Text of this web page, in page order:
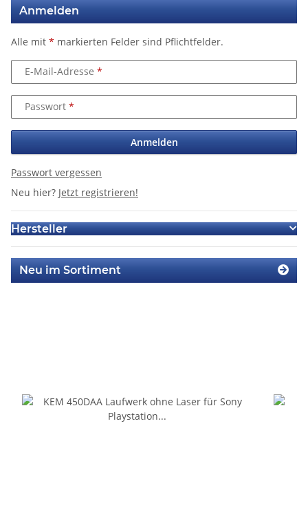
Anmelden
Alle mit * markierten Felder sind Pflichtfelder.
E-Mail-Adresse
Passwort
Anmelden
Passwort vergessen
Neu hier? Jetzt registrieren!
Hersteller
Neu im Sortiment